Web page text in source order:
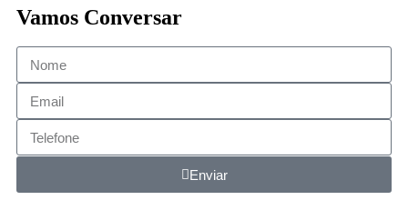
Vamos Conversar
Enviar